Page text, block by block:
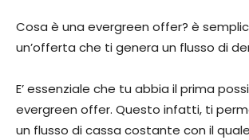
Cosa è una evergreen offer? è
un’offerta che ti genera un flusso di
E’ essenziale che tu abbia il prima
evergreen offer. Questo infatti, ti
un flusso di cassa costante con il